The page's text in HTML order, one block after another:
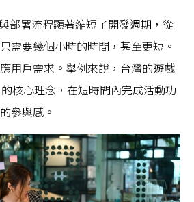
部署流程顯著縮短了開發週期，從
需要幾個小時的時間，甚至更短。
用戶需求。舉例來說，台灣的遊戲
核心理念，在短時間內完成活動功
參與感。